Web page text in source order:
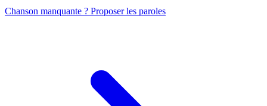
Chanson manquante ? Proposer les paroles